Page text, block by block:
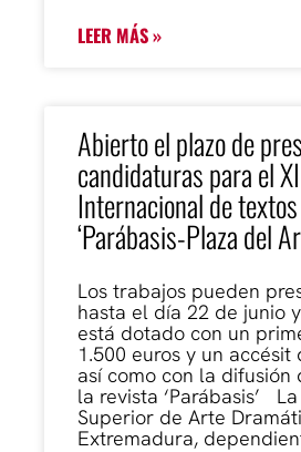
LEER MÁS »
Abierto el plazo de
candidaturas para el
Internacional de
‘Parábasis-Plaza del
Los trabajos pueden
hasta el día 22 de junio
está dotado con un
1.500 euros y un accésit
así como con la difusión
la revista ‘Parábasis’
Superior de Arte
Extremadura,